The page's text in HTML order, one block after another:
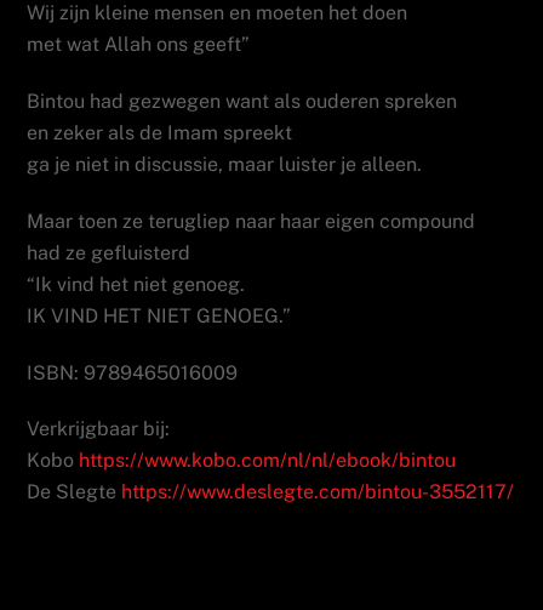
Wij zijn kleine mensen en moeten het doen
met wat Allah ons geeft”
Bintou had gezwegen want als ouderen spreken
en zeker als de Imam spreekt
ga je niet in discussie, maar luister je alleen.
Maar toen ze terugliep naar haar eigen compound
had ze gefluisterd
“Ik vind het niet genoeg.
IK VIND HET NIET GENOEG.”
ISBN: 9789465016009
Verkrijgbaar bij:
Kobo https://www.kobo.com/nl/nl/ebook/bintou
De Slegte https://www.deslegte.com/bintou-3552117/